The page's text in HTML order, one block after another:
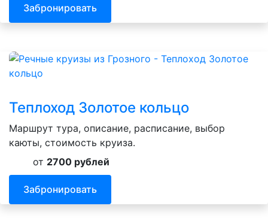
Забронировать
Теплоход Золотое кольцо
Маршрут тура, описание, расписание, выбор
каюты, стоимость круиза.
от 2700 рублей
Забронировать